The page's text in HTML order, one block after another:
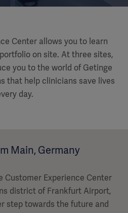
Center allows you to learn
on site. At three sites,
you to the world of Getinge
that help clinicians save lives
day.
Main, Germany
Customer Experience Center
district of Frankfurt Airport,
step towards the future and